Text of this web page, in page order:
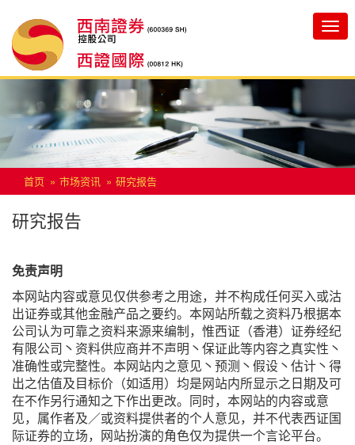
Toggle
首页 市场资讯 研究报告
研究报告
免责声明
本网站内容或意见仅供参考之用途，并不构成任何买入或沽
出证券或其他金融产品之要约。本网站所载之资料乃根据本
公司认为可靠之资料来源来编制，惟西证（香港）证券经纪
有限公司丶资料供应商并不声明丶保证此等内容之真实性丶
准确性或完整性。本网站内之意见丶预测丶假设丶估计丶得
出之估值及目标价（如适用）均是网站内所显示之日期及可
在不作另行通知之下作出更改。同时，本网站的内容或意
见，属作者及／或资料提供者的个人意见，并不代表西证国
际证券的立场，网站扮演的角色仅为提供一个言论平台。